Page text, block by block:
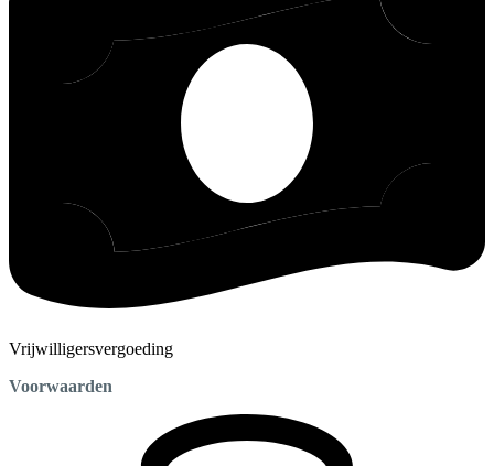
Vrijwilligersvergoeding
Voorwaarden